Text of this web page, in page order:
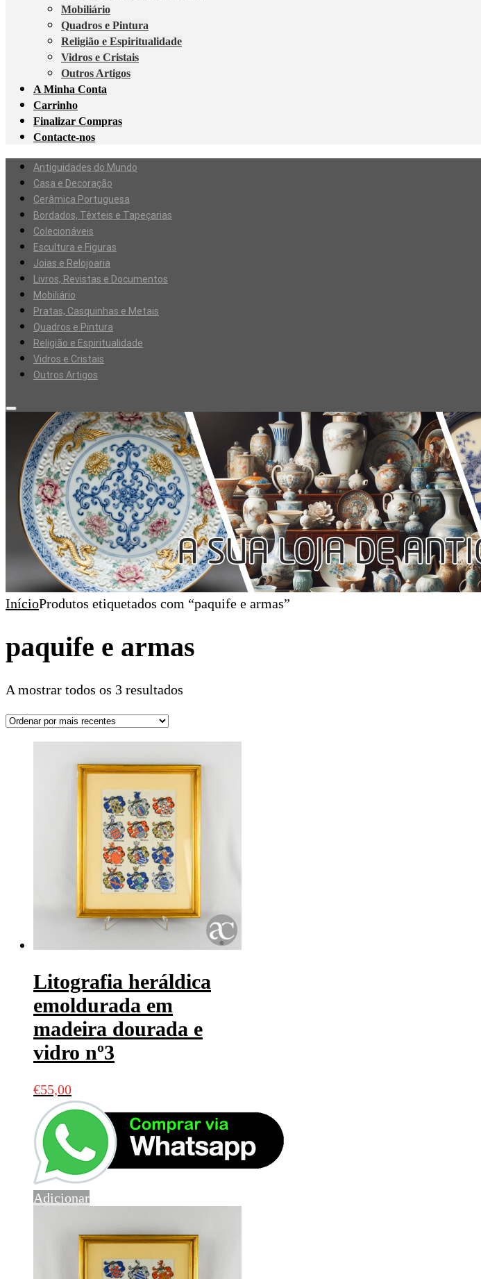
Mobiliário
Quadros e Pintura
Religião e Espiritualidade
Vidros e Cristais
Outros Artigos
A Minha Conta
Carrinho
Finalizar Compras
Contacte-nos
Antiguidades do Mundo
Casa e Decoração
Cerâmica Portuguesa
Bordados, Têxteis e Tapeçarias
Colecionáveis
Escultura e Figuras
Joias e Relojoaria
Livros, Revistas e Documentos
Mobiliário
Pratas, Casquinhas e Metais
Quadros e Pintura
Religião e Espiritualidade
Vidros e Cristais
Outros Artigos
InícioProdutos etiquetados com “paquife e armas”
paquife e armas
A mostrar todos os 3 resultados
Litografia heráldica
emoldurada em
madeira dourada e
vidro nº3
€55,00
Adicionar